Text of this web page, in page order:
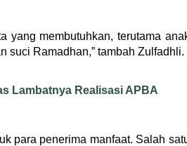
yang membutuhkan, terutama
suci Ramadhan,” tambah Zulfadhli.
Lambatnya Realisasi APBA
para penerima manfaat. Salah